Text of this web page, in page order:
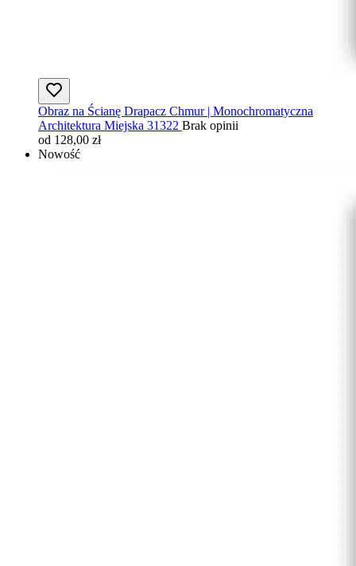
Obraz na Ścianę Drapacz Chmur | Monochromatyczna
Architektura Miejska 31322 Brak opinii
od 128,00 zł
Nowość